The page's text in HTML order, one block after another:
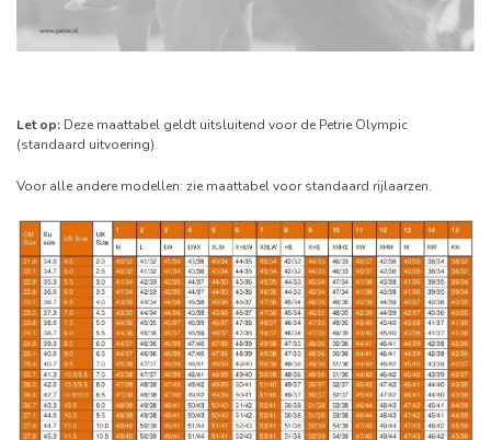
Let op: Deze maattabel geldt uitsluitend voor de Petrie Olympic
(standaard uitvoering).
Voor alle andere modellen: zie maattabel voor standaard rijlaarzen.